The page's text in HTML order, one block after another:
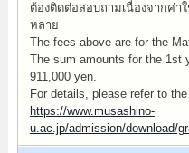
ต้องติดต่อสอบถามเนื่องจากค่า
หลาย
The fees above are for the
The sum amounts for the 1st
911,000 yen.
For details, please refer to
https://www.musashino-
u.ac.jp/admission/download/